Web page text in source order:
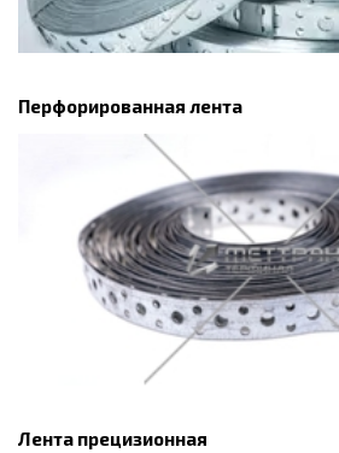
Перфорированная лента
Лента прецизионная